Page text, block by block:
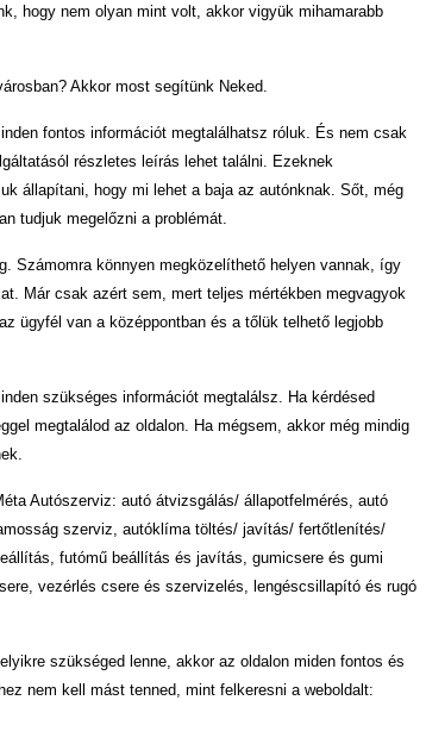
hogy nem olyan mint volt, akkor vigyük mihamarabb
Akkor most segítünk Neked.
fontos információt megtalálhatsz róluk. És nem csak
részletes leírás lehet találni. Ezeknek
állapítani, hogy mi lehet a baja az autónknak. Sőt, még
tudjuk megelőzni a problémát.
Számomra könnyen megközelíthető helyen vannak, így
Már csak azért sem, mert teljes mértékben megvagyok
ügyfél van a középpontban és a tőlük telhető legjobb
szükséges információt megtalálsz. Ha kérdésed
megtalálod az oldalon. Ha mégsem, akkor még mindig
Autószerviz: autó átvizsgálás/ állapotfelmérés, autó
szerviz, autóklíma töltés/ javítás/ fertőtlenítés/
futómű beállítás és javítás, gumicsere és gumi
vezérlés csere és szervizelés, lengéscsillapító és rugó
szükséged lenne, akkor az oldalon miden fontos és
nem kell mást tenned, mint felkeresni a weboldalt: